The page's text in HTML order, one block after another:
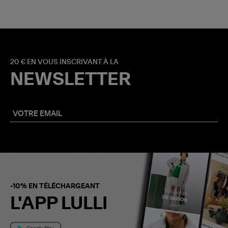
20 € EN VOUS INSCRIVANT À LA
NEWSLETTER
-10% EN TÉLÉCHARGEANT
L'APP LULLI